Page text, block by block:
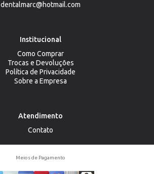
dentalmarc@hotmail.com
Institucional
Como Comprar
Trocas e Devoluções
Política de Privacidade
Sobre a Empresa
Atendimento
Contato
Meios de Pagamento